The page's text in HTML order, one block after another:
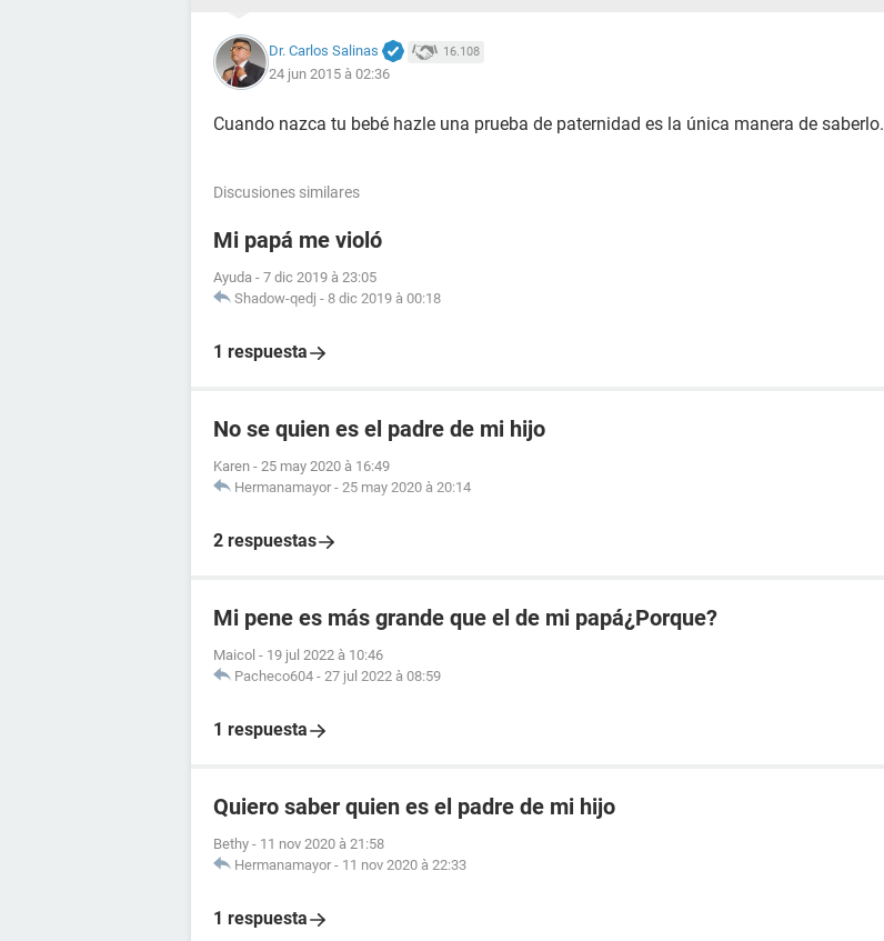
Dr. Carlos Salinas 16.108
24 jun 2015 à 02:36
Cuando nazca tu bebé hazle una prueba de paternidad es la única manera de saberlo.
Discusiones similares
Mi papá me violó
Ayuda - 7 dic 2019 à 23:05
Shadow-qedj - 8 dic 2019 à 00:18
1 respuesta
No se quien es el padre de mi hijo
Karen - 25 may 2020 à 16:49
Hermanamayor - 25 may 2020 à 20:14
2 respuestas
Mi pene es más grande que el de mi papá¿Porque?
Maicol - 19 jul 2022 à 10:46
Pacheco604 - 27 jul 2022 à 08:59
1 respuesta
Quiero saber quien es el padre de mi hijo
Bethy - 11 nov 2020 à 21:58
Hermanamayor - 11 nov 2020 à 22:33
1 respuesta